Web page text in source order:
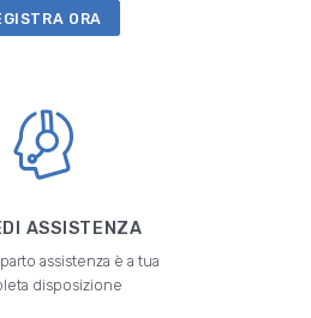
ORA
ASSISTENZA
assistenza è a tua
disposizione